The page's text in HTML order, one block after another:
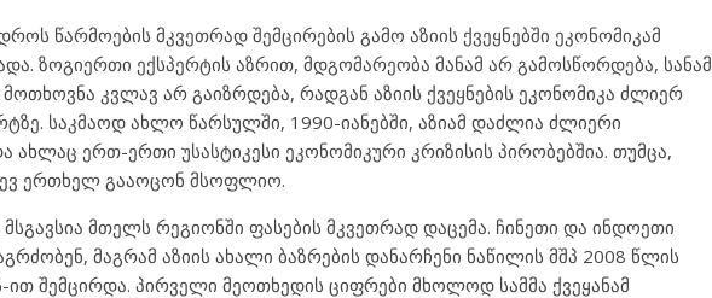
წარმოების მკვეთრად შემცირების გამო აზიის ქვეყნებში ეკონომიკამ
ზოგიერთი ექსპერტის აზრით, მდგომარეობა მანამ არ გამოსწორდება, სანამ
კვლავ არ გაიზრდება, რადგან აზიის ქვეყნების ეკონომიკა ძლიერ
საკმაოდ ახლო წარსულში, 1990-იანებში, აზიამ დაძლია ძლიერი
ახლაც ერთ-ერთი უსასტიკესი ეკონომიკური კრიზისის პირობებშია. თუმცა,
ერთხელ გააოცონ მსოფლიო.
მთელს რეგიონში ფასების მკვეთრად დაცემა. ჩინეთი და ინდოეთი
მაგრამ აზიის ახალი ბაზრების დანარჩენი ნაწილის მშპ 2008 წლის
ით შემცირდა. პირველი მეოთხედის ციფრები მხოლოდ სამმა ქვეყანამ